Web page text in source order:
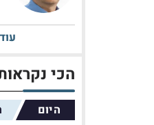
הכי
היום